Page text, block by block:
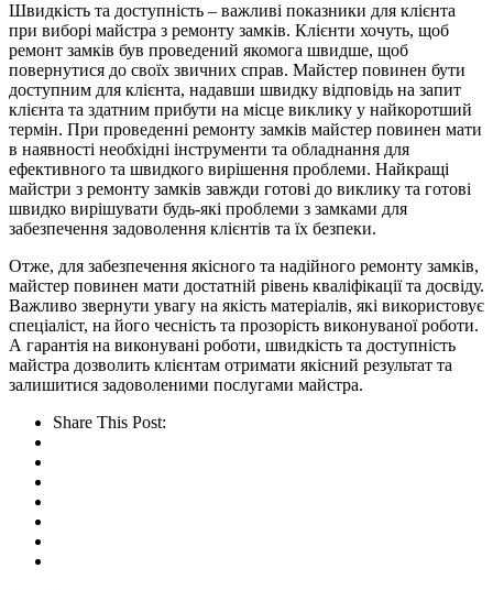
Швидкість та доступність – важливі показники для клієнта
при виборі майстра з ремонту замків. Клієнти хочуть, щоб
ремонт замків був проведений якомога швидше, щоб
повернутися до своїх звичних справ. Майстер повинен бути
доступним для клієнта, надавши швидку відповідь на запит
клієнта та здатним прибути на місце виклику у найкоротший
термін. При проведенні ремонту замків майстер повинен мати
в наявності необхідні інструменти та обладнання для
ефективного та швидкого вирішення проблеми. Найкращі
майстри з ремонту замків завжди готові до виклику та готові
швидко вирішувати будь-які проблеми з замками для
забезпечення задоволення клієнтів та їх безпеки.
Отже, для забезпечення якісного та надійного ремонту замків,
майстер повинен мати достатній рівень кваліфікації та досвіду.
Важливо звернути увагу на якість матеріалів, які використовує
спеціаліст, на його чесність та прозорість виконуваної роботи.
А гарантія на виконувані роботи, швидкість та доступність
майстра дозволить клієнтам отримати якісний результат та
залишитися задоволеними послугами майстра.
Share This Post: